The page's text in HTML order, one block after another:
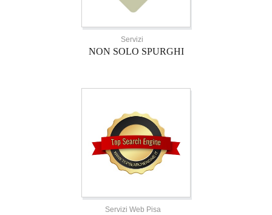
Servizi
NON SOLO SPURGHI
Servizi Web Pisa